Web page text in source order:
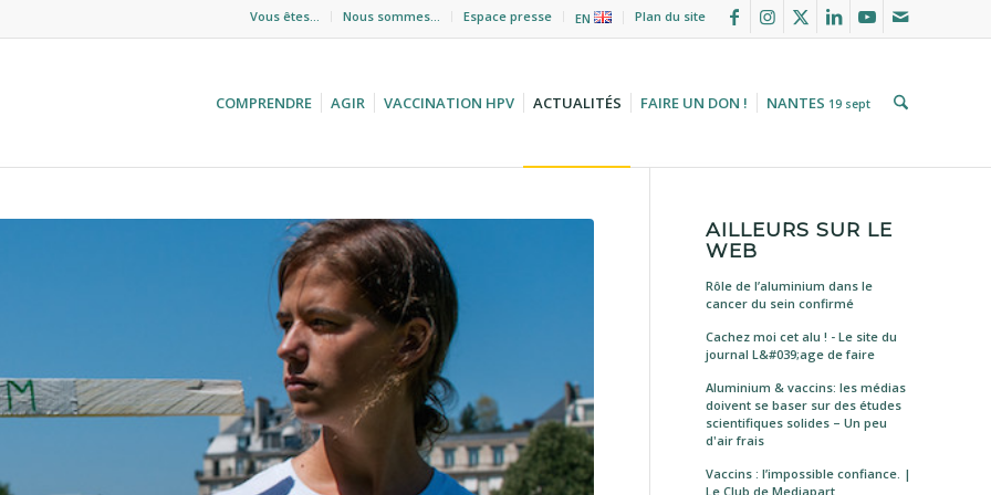
Vous êtes… Nous sommes… Espace presse EN Plan du site
COMPRENDRE AGIR VACCINATION HPV ACTUALITÉS FAIRE UN DON ! NANTES 19 sept
AILLEURS SUR LE
WEB
Rôle de l’aluminium dans le
cancer du sein confirmé
Cachez moi cet alu ! - Le site du
journal L&#039;age de faire
Aluminium & vaccins: les médias
doivent se baser sur des études
scientifiques solides – Un peu
d'air frais
Vaccins : l’impossible confiance. |
Le Club de Mediapart